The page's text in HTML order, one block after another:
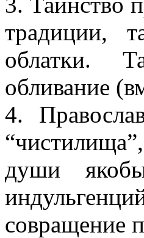
традиции,
облатки.
обливание
4.
души
совращение